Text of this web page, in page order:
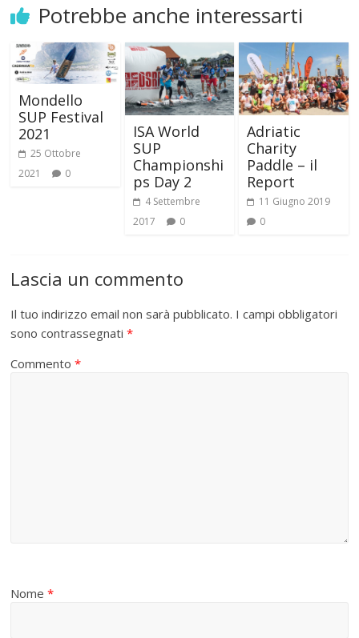
Potrebbe anche interessarti
Mondello
SUP Festival
2021
25 Ottobre
2021
0
ISA World
SUP
Championshi
ps Day 2
4 Settembre
2017
0
Adriatic
Charity
Paddle – il
Report
11 Giugno 2019
0
Lascia un commento
Il tuo indirizzo email non sarà pubblicato. I campi obbligatori
sono contrassegnati*
Commento*
Nome*